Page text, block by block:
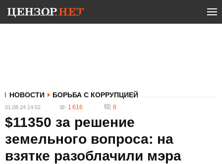
НОВОСТИ БОРЬБА С КОРРУПЦИЕЙ
01.08.24 14:02 1 616 8
$11350 за решение
земельного вопроса: на
взятке разоблачили мэра